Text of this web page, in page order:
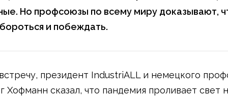
Но профсоюзы по всему миру доказывают,
и побеждать.
президент IndustriALL и немецкого
Хофманн сказал, что пандемия проливает свет